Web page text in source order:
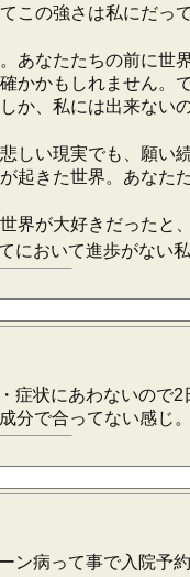
この強さは私にだっ
あなたたちの前に世
かかもしれません。
か、私には出来ないの
しい現実でも、願い
起きた世界。あなた
界が大好きだったと
において進歩がない
症状にあわないので
分で合ってない感じ
ン病って事で入院予約